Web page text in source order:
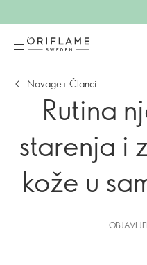
Novage+ Članci
Rutina
starenja i
kože u